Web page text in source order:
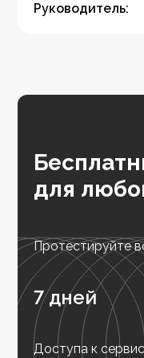
Руководитель:
для
Протестируйте
7 дней
Доступа к